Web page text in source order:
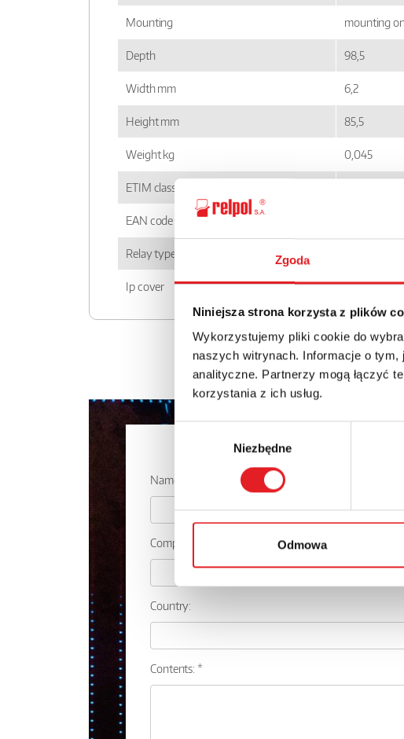
Zgoda
Niniejsza strona korzysta z plików
Wykorzystujemy pliki cookie do
naszych witrynach. Informacje o
analityczne. Partnerzy mogą łączyć
korzystania z ich usług.
Niezbędne
Odmowa
Mounting mounting
Depth 98,5
Width mm 6,2
Height mm 85,5
Weight kg 0,045
ETIM class
EAN code
Relay type
Ip cover IP 20
Ask for the details
Name: *
Company:
Country:
Contents: *